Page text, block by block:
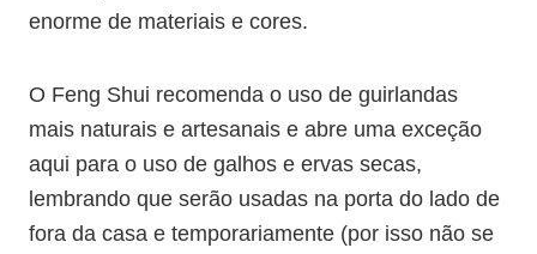
enorme de materiais e cores.
O Feng Shui recomenda o uso de guirlandas
mais naturais e artesanais e abre uma exceção
aqui para o uso de galhos e ervas secas,
lembrando que serão usadas na porta do lado de
fora da casa e temporariamente (por isso não se